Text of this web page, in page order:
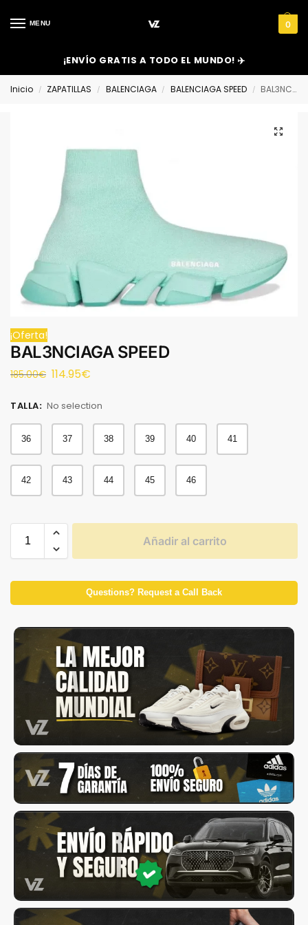
MENU 0
¡ENVÍO GRATIS A TODO EL MUNDO! ✈️
Inicio / ZAPATILLAS / BALENCIAGA / BALENCIAGA SPEED / BAL3NCIAGA SPEED
¡Oferta!
BAL3NCIAGA SPEED
185.00€ 114.95€
TALLA: No selection
36 37 38 39 40 41
42 43 44 45 46
Añadir al carrito
Questions? Request a Call Back